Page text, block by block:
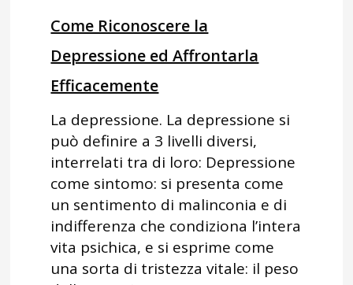
Come Riconoscere la
Depressione ed Affrontarla
Efficacemente
La depressione. La depressione si
può definire a 3 livelli diversi,
interrelati tra di loro: Depressione
come sintomo: si presenta come
un sentimento di malinconia e di
indifferenza che condiziona l’intera
vita psichica, e si esprime come
una sorta di tristezza vitale: il peso